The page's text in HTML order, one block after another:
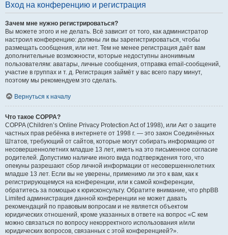
Вход на конференцию и регистрация
Зачем мне нужно регистрироваться?
Вы можете этого и не делать. Всё зависит от того, как администратор
настроил конференцию: должны ли вы зарегистрироваться, чтобы
размещать сообщения, или нет. Тем не менее регистрация даёт вам
дополнительные возможности, которые недоступны анонимным
пользователям: аватары, личные сообщения, отправка email-сообщений,
участие в группах и т. д. Регистрация займёт у вас всего пару минут,
поэтому мы рекомендуем это сделать.
Вернуться к началу
Что такое COPPA?
COPPA (Children’s Online Privacy Protection Act of 1998), или Акт о защите
частных прав ребёнка в интернете от 1998 г. — это закон Соединённых
Штатов, требующий от сайтов, которые могут собирать информацию от
несовершеннолетних младше 13 лет, иметь на это письменное согласие
родителей. Допустимо наличие иного вида подтверждения того, что
опекуны разрешают сбор личной информации от несовершеннолетних
младше 13 лет. Если вы не уверены, применимо ли это к вам, как к
регистрирующемуся на конференции, или к самой конференции,
обратитесь за помощью к юрисконсульту. Обратите внимание, что phpBB
Limited администрация данной конференции не может давать
рекомендаций по правовым вопросам и не является объектом
юридических отношений, кроме указанных в ответе на вопрос «С кем
можно связаться по вопросу некорректного использования и/или
юридических вопросов, связанных с этой конференцией?».